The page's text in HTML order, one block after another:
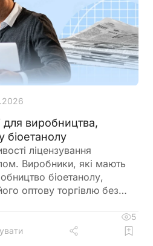
для виробництва,
біоетанолу
ліцензування
Виробники, які мають
біоетанолу,
оптову торгівлю без
операцій із
окремі вимоги, а
5